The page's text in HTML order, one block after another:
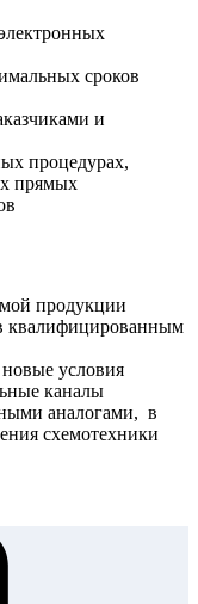
сроков
и
процедурах,
прямых
продукции
квалифицированным
условия
каналы
аналогами, в
схемотехники